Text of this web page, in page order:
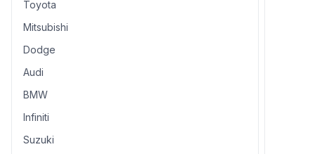
Toyota
Mitsubishi
Dodge
Audi
BMW
Infiniti
Suzuki